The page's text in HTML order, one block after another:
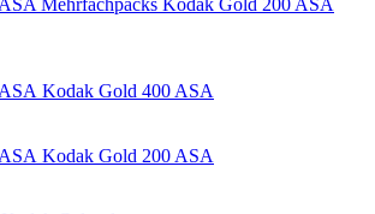
Kodak Gold 400 ASA
Kodak Gold 200 ASA